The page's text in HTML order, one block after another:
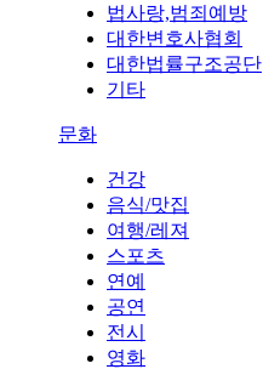
법사랑,범죄예방
대한변호사협회
대한법률구조공단
기타
문화
건강
음식/맛집
여행/레져
스포츠
연예
공연
전시
영화